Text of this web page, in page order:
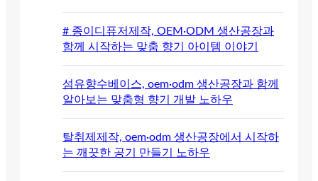
# 종이디퓨저제작, OEM·ODM 생산공장과
함께 시작하는 맞춤 향기 아이템 이야기
섬유향수베이스, oem·odm 생산공장과 함께
알아보는 맞춤형 향기 개발 노하우
탈취제제작, oem·odm 생산공장에서 시작하
는 깨끗한 공기 만들기 노하우